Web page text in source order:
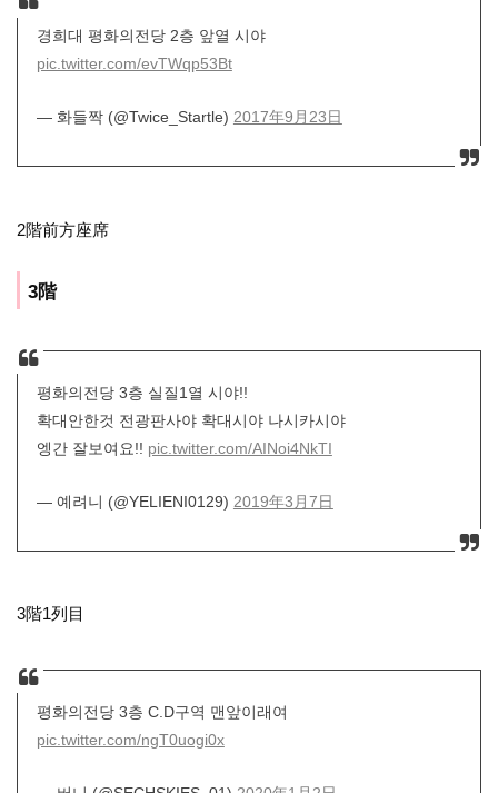
경희대 평화의전당 2층 앞열 시야
pic.twitter.com/evTWqp53Bt
— 화들짝 (@Twice_Startle) 2017年9月23日
2階前方座席
3階
평화의전당 3층 실질1열 시야!!
확대안한것 전광판사야 확대시야 나시카시야
엥간 잘보여요!! pic.twitter.com/AINoi4NkTI
— 예려니 (@YELIENI0129) 2019年3月7日
3階1列目
평화의전당 3층 C.D구역 맨앞이래여
pic.twitter.com/ngT0uogi0x